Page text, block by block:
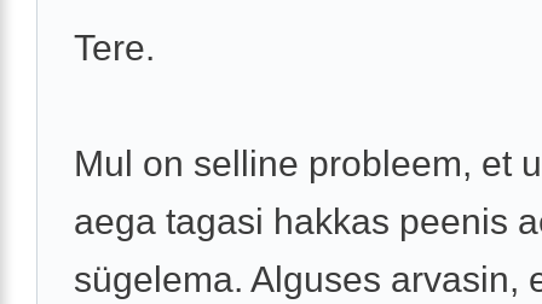
Tere.
Mul on selline probleem, et
aega tagasi hakkas peenis
sügelema. Alguses arvasin,